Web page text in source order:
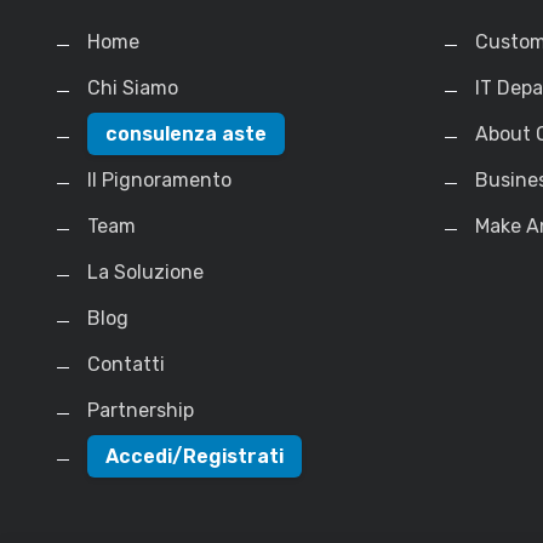
Home
Chi Siamo
consulenza aste
Il Pignoramento
Team
La Soluzione
Blog
Contatti
Partnership
Accedi/Registrati
IT
About
Make